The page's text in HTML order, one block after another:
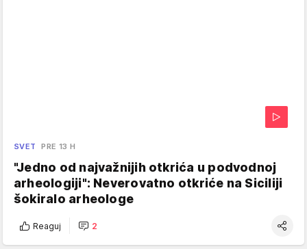
SVET PRE 13 H
"Jedno od najvažnijih otkrića u podvodnoj
arheologiji": Neverovatno otkriće na Siciliji
šokiralo arheologe
Reaguj 2